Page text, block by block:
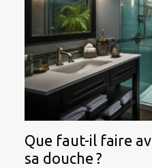
Que faut-il faire
sa douche ?